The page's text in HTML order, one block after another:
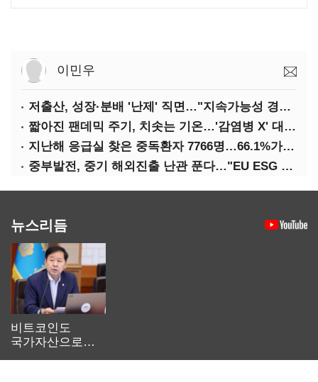
이민우
저출산, 성장·분배 '난제' 직면…"지속가능성 경고등"
짧아진 팬데믹 주기, 치솟는 기온…'감염병 X' 대비해야
지난해 응급실 찾은 중독환자 7766명…66.1%가 '의도적 중독'
중부발전, 중기 해외진출 난관 푼다…"EU ESG 실사 공동 대응"
뉴스리듬
비트코인도
국가자산으로…'